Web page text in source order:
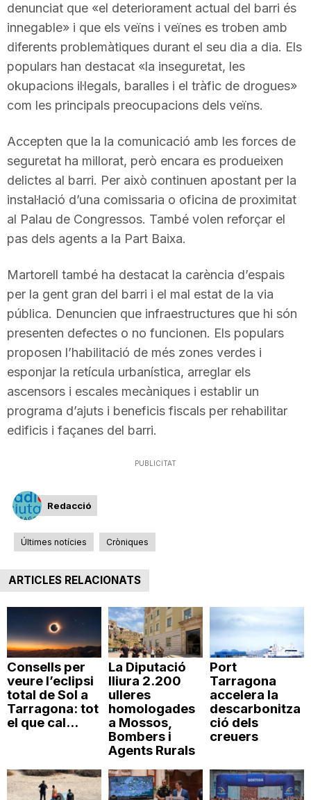
r
g
o
n
a
denunciat que «el deteriorament actual del barri és
innegable» i que els veïns i veïnes es troben amb
diferents problemàtiques durant el seu dia a dia. Els
populars han destacat «la inseguretat, les
okupacions il·legals, baralles i el tràfic de drogues»
com les principals preocupacions dels veïns.
Accepten que la la comunicació amb les forces de
seguretat ha millorat, però encara es produeixen
delictes al barri. Per això continuen apostant per la
instal·lació d’una comissaria o oficina de proximitat
al Palau de Congressos. També volen reforçar el
pas dels agents a la Part Baixa.
Martorell també ha destacat la carència d’espais
per la gent gran del barri i el mal estat de la via
pública. Denuncien que infraestructures que hi són
presenten defectes o no funcionen. Els populars
proposen l’habilitació de més zones verdes i
esponjar la retícula urbanística, arreglar els
ascensors i escales mecàniques i establir un
programa d’ajuts i beneficis fiscals per rehabilitar
edificis i façanes del barri.
PUBLICITAT
Redacció
Últimes notícies Cròniques
ARTICLES RELACIONATS
Consells per
veure l’eclipsi
total de Sol a
Tarragona: tot
el que cal...
La Diputació
lliura 2.200
ulleres
homologades
a Mossos,
Bombers i
Agents Rurals
Port
Tarragona
accelera la
descarbonitza
ció dels
creuers